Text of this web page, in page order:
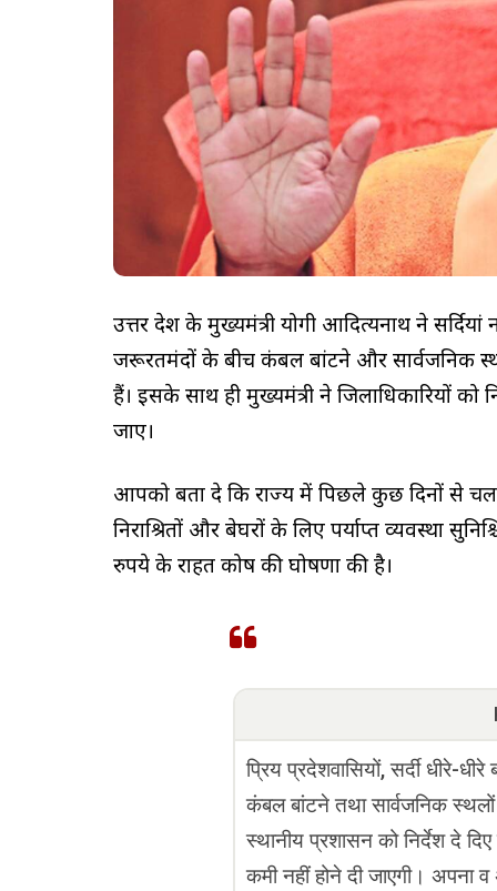
उत्तर प्रदेश के मुख्यमंत्री योगी आदित्यनाथ ने
जरूरतमंदों के बीच कंबल बांटने और सार्वजनिक
हैं। इसके साथ ही मुख्यमंत्री ने जिलाधिकारियों को
जाए।
आपको बता दे कि राज्य में पिछले कुछ दिनों से चल
निराश्रितों और बेघरों के लिए पर्याप्त व्यवस्था
रुपये के राहत कोष की घोषणा की है।
प्रिय प्रदेशवासियों, सर्दी धीरे-
कंबल बांटने तथा सार्वजनिक
स्थानीय प्रशासन को निर्देश दे
कमी नहीं होने दी जाएगी। अपना